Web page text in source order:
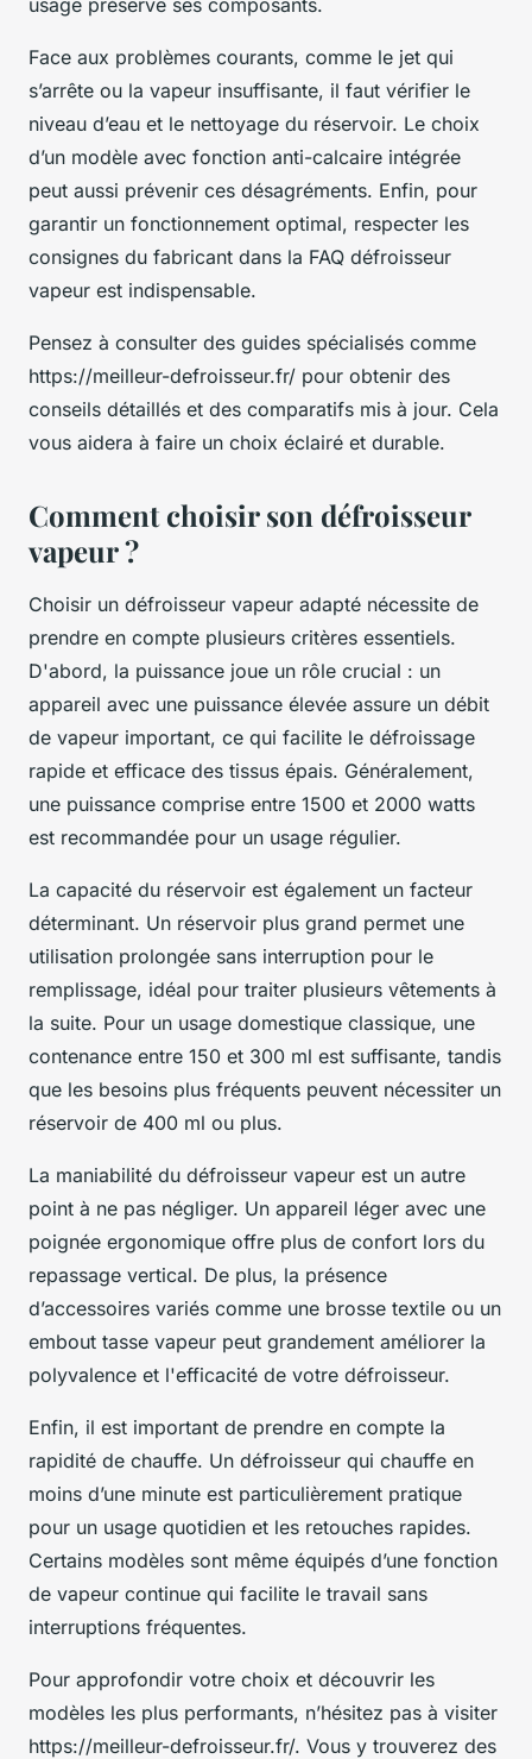
Face aux problèmes courants, comme le jet qui
s’arrête ou la vapeur insuffisante, il faut vérifier le
niveau d’eau et le nettoyage du réservoir. Le choix
d’un modèle avec fonction anti-calcaire intégrée
peut aussi prévenir ces désagréments. Enfin, pour
garantir un fonctionnement optimal, respecter les
consignes du fabricant dans la FAQ défroisseur
vapeur est indispensable.
Pensez à consulter des guides spécialisés comme
https://meilleur-defroisseur.fr/ pour obtenir des
conseils détaillés et des comparatifs mis à jour. Cela
vous aidera à faire un choix éclairé et durable.
Comment choisir son défroisseur
vapeur ?
Choisir un défroisseur vapeur adapté nécessite de
prendre en compte plusieurs critères essentiels.
D'abord, la puissance joue un rôle crucial : un
appareil avec une puissance élevée assure un débit
de vapeur important, ce qui facilite le défroissage
rapide et efficace des tissus épais. Généralement,
une puissance comprise entre 1500 et 2000 watts
est recommandée pour un usage régulier.
La capacité du réservoir est également un facteur
déterminant. Un réservoir plus grand permet une
utilisation prolongée sans interruption pour le
remplissage, idéal pour traiter plusieurs vêtements à
la suite. Pour un usage domestique classique, une
contenance entre 150 et 300 ml est suffisante, tandis
que les besoins plus fréquents peuvent nécessiter un
réservoir de 400 ml ou plus.
La maniabilité du défroisseur vapeur est un autre
point à ne pas négliger. Un appareil léger avec une
poignée ergonomique offre plus de confort lors du
repassage vertical. De plus, la présence
d’accessoires variés comme une brosse textile ou un
embout tasse vapeur peut grandement améliorer la
polyvalence et l'efficacité de votre défroisseur.
Enfin, il est important de prendre en compte la
rapidité de chauffe. Un défroisseur qui chauffe en
moins d’une minute est particulièrement pratique
pour un usage quotidien et les retouches rapides.
Certains modèles sont même équipés d’une fonction
de vapeur continue qui facilite le travail sans
interruptions fréquentes.
Pour approfondir votre choix et découvrir les
modèles les plus performants, n’hésitez pas à visiter
https://meilleur-defroisseur.fr/. Vous y trouverez des